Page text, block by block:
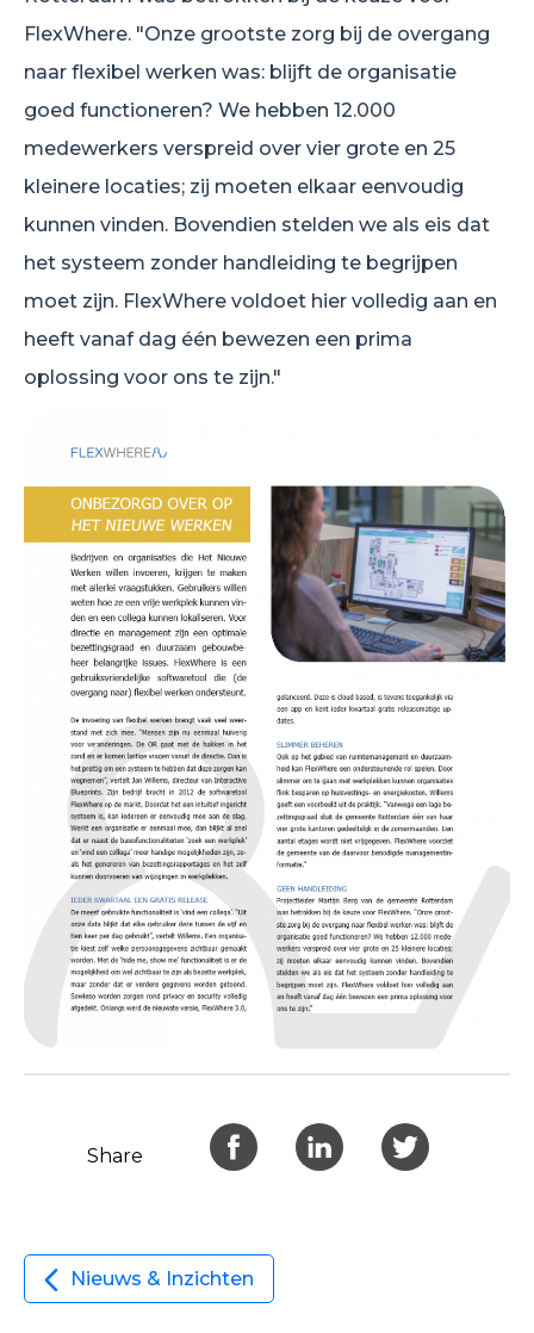
FlexWhere. "Onze grootste zorg bij de overgang
naar flexibel werken was: blijft de organisatie
goed functioneren? We hebben 12.000
medewerkers verspreid over vier grote en 25
kleinere locaties; zij moeten elkaar eenvoudig
kunnen vinden. Bovendien stelden we als eis dat
het systeem zonder handleiding te begrijpen
moet zijn. FlexWhere voldoet hier volledig aan en
heeft vanaf dag één bewezen een prima
oplossing voor ons te zijn."
Share
Nieuws & Inzichten